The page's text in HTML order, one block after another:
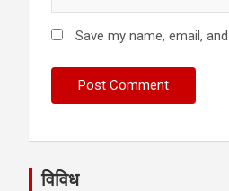
Save my name, email,
विविध